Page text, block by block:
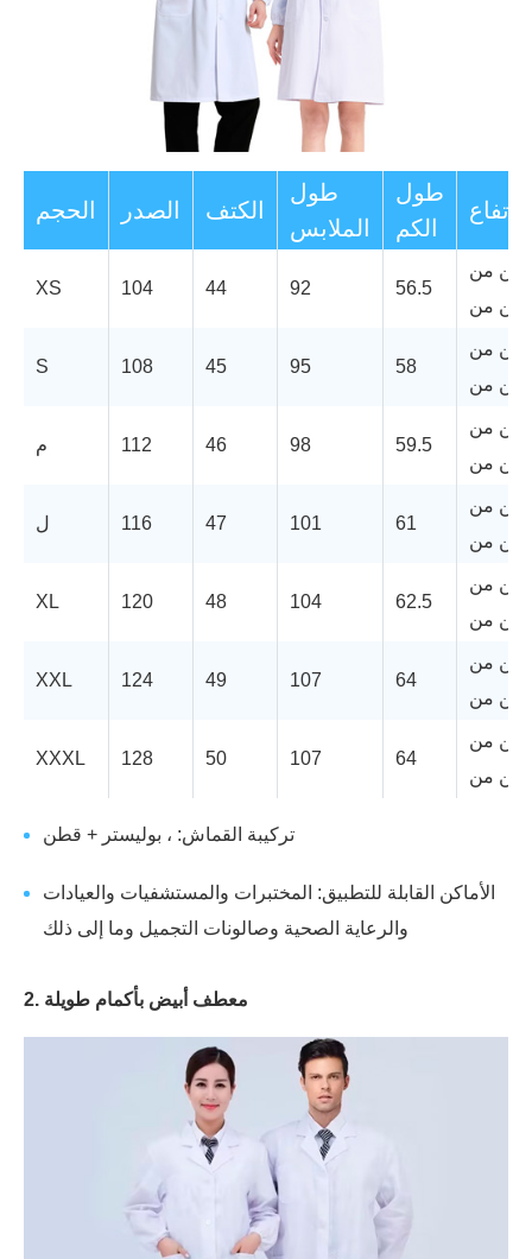
الحجم الصدر الكتف
طول
الملابس
طول
الكم
XS 104 44 92 56.5
من من
من من
S 108 45 95 58
من من
من من
م 112 46 98 59.5
من من
من من
ل 116 47 101 61
من من
من من
XL 120 48 104 62.5
من من
من من
XXL 124 49 107 64
من من
من من
XXXL 128 50 107 64
من من
من من
تركيبة القماش: ، بوليستر + قطن
الأماكن القابلة للتطبيق: المختبرات والمستشفيات والعيادات
والرعاية الصحية وصالونات التجميل وما إلى ذلك
2. معطف أبيض بأكمام طويلة